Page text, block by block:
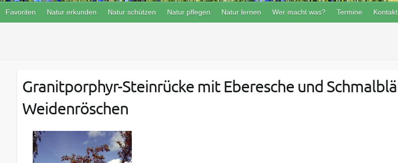
Favoriten Natur erkunden Natur schützen Natur pflegen Natur lernen Wer macht was? Termine Kontakt
Granitporphyr-Steinrücke mit Eberesche und
Weidenröschen